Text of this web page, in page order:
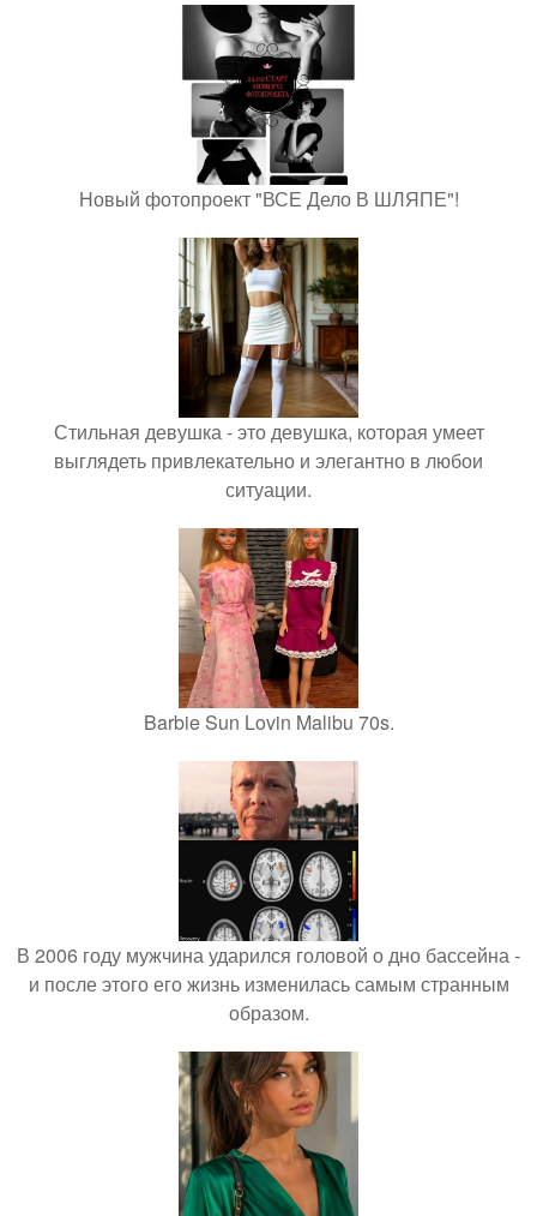
Новый фотопроект "ВСЕ Дело В ШЛЯПЕ"!
Стильная девушка - это девушка, которая умеет
выглядеть привлекательно и элегантно в любои
ситуации.
Barbie Sun Lovin Malibu 70s.
В 2006 году мужчина ударился головой о дно бассейна -
и после этого его жизнь изменилась самым странным
образом.